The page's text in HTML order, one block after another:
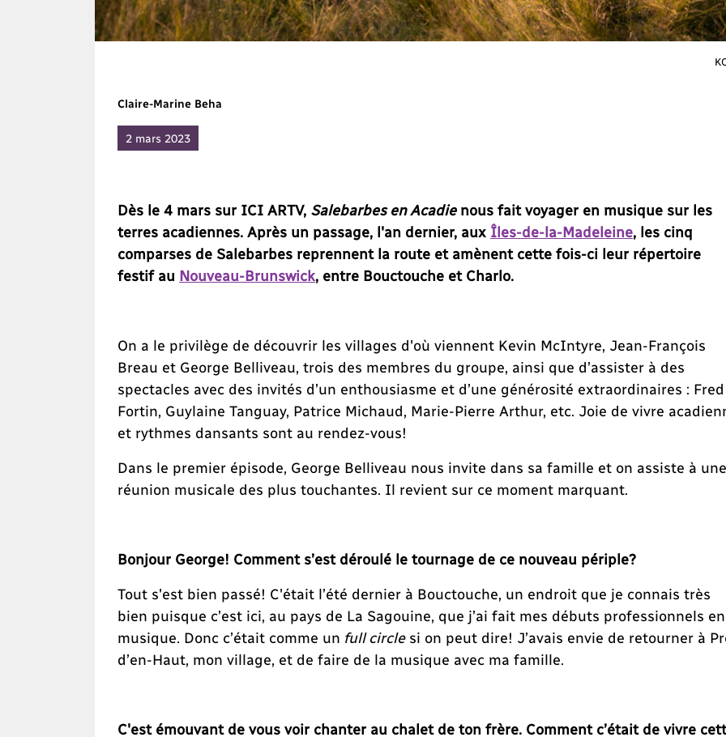
Claire-Marine Beha
2 mars 2023
Dès le 4 mars sur ICI ARTV, Salebarbes en Acadienous fait voyager en musique sur les
terres acadiennes. Après un passage, l'an dernier, aux Îles-de-la-Madeleine, les cinq
comparses de Salebarbes reprennent la route et amènent cette fois-ci leur répertoire
festif au Nouveau-Brunswick, entre Bouctouche et Charlo.
On a le privilège de découvrir les villages d'où viennent Kevin McIntyre, Jean-François
Breau et George Belliveau, trois des membres du groupe, ainsi que d’assister à des
spectacles avec des invités d’un enthousiasme et d’une générosité extraordinaires : Fred
Fortin, Guylaine Tanguay, Patrice Michaud, Marie-Pierre Arthur, etc. Joie de vivre
et rythmes dansants sont au rendez-vous!
Dans le premier épisode, George Belliveau nous invite dans sa famille et on assiste à une
réunion musicale des plus touchantes. Il revient sur ce moment marquant.
Bonjour George! Comment s’est déroulé le tournage de ce nouveau périple?
Tout s'est bien passé! C'était l’été dernier à Bouctouche, un endroit que je connais très
bien puisque c’est ici, au pays de La Sagouine, que j’ai fait mes débuts professionnels en
musique. Donc c’était comme un full circlesi on peut dire! J’avais envie de retourner à
d’en-Haut, mon village, et de faire de la musique avec ma famille.
C'est émouvant de vous voir chanter au chalet de ton frère. Comment c’était de vivre